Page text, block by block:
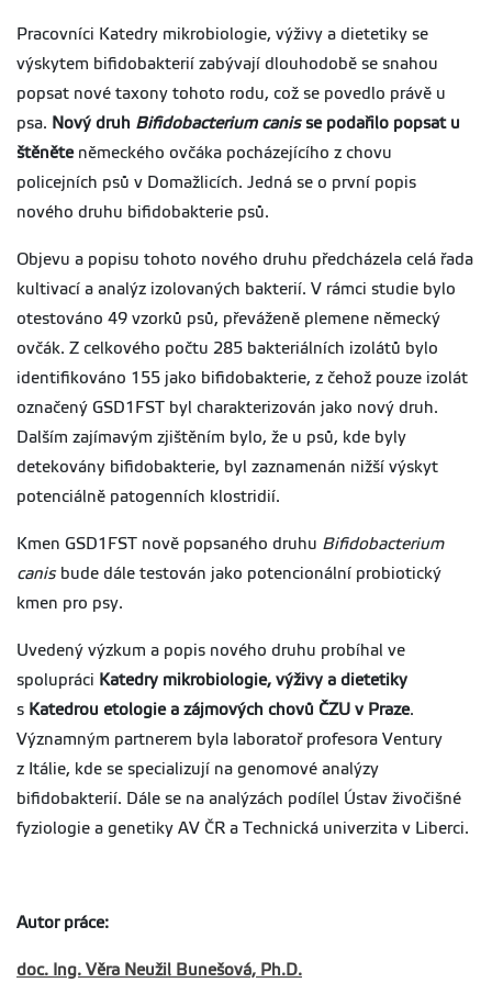
Pracovníci Katedry mikrobiologie, výživy a dietetiky se
výskytem bifidobakterií zabývají dlouhodobě se snahou
popsat nové taxony tohoto rodu, což se povedlo právě u
psa. Nový druh Bifidobacterium canisse podařilo popsat u
štěněteněmeckého ovčáka pocházejícího z chovu
policejních psů v Domažlicích. Jedná se o první popis
nového druhu bifidobakterie psů.
Objevu a popisu tohoto nového druhu předcházela celá řada
kultivací a analýz izolovaných bakterií. V rámci studie bylo
otestováno 49 vzorků psů, převáženě plemene německý
ovčák. Z celkového počtu 285 bakteriálních izolátů bylo
identifikováno 155 jako bifidobakterie, z čehož pouze izolát
označený GSD1FST byl charakterizován jako nový druh.
Dalším zajímavým zjištěním bylo, že u psů, kde byly
detekovány bifidobakterie, byl zaznamenán nižší výskyt
potenciálně patogenních klostridií.
Kmen GSD1FST nově popsaného druhu Bifidobacterium
canisbude dále testován jako potencionální probiotický
kmen pro psy.
Uvedený výzkum a popis nového druhu probíhal ve
spolupráci Katedry mikrobiologie, výživy a dietetiky
s Katedrou etologie a zájmových chovů ČZU v Praze.
Významným partnerem byla laboratoř profesora Ventury
z Itálie, kde se specializují na genomové analýzy
bifidobakterií. Dále se na analýzách podílel Ústav živočišné
fyziologie a genetiky AV ČR a Technická univerzita v Liberci.
Autor práce:
doc. Ing. Věra Neužil Bunešová, Ph.D.